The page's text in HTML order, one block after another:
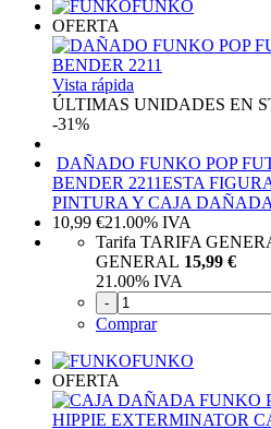
FUNKO
OFERTA
Vista rápida
ÚLTIMAS UNIDADES EN
-31%
DAÑADO FUNKO POP
BENDER 2211ESTA
PINTURA Y CAJA
10,99 €21.00% IVA
Tarifa TARIFA
GENERAL 15,99 €
21.00% IVA
-
Comprar
FUNKO
OFERTA